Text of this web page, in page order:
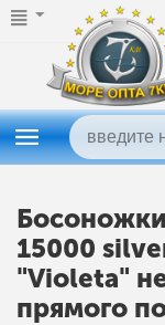
15000
"Violeta"
прямого